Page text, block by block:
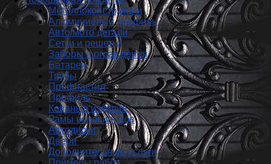
Металлоконструкции
Алюминиевый профиль
Авто/мото детали
Сетки и решетки
Заборы и ограждения
Батареи
Трубы
Профнастил
Профиль
Кованые изделия
Рамы велосипедов
Автодиски
Двери
Дополнительные услуги